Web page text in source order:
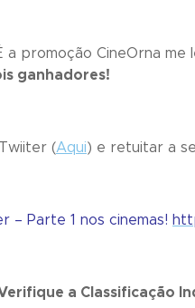
a promoção CineOrna me
ganhadores!
(Aqui) e retuitar a
– Parte 1 nos cinemas!
a Classificação